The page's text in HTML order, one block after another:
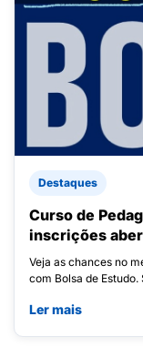
Destaques
Curso de
inscrições
Veja as chances no
com Bolsa de
Ler mais